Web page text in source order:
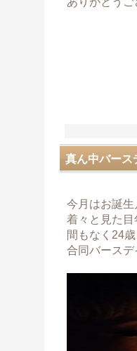
真ん中バース
今月はお誕
着々と見た
間もなく24
合同バース